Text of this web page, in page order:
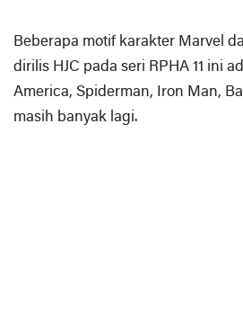
Beberapa motif karakter Marvel
dirilis HJC pada seri RPHA 11 ini
America, Spiderman, Iron Man,
masih banyak lagi.